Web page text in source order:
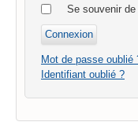
Se souvenir de
Mot de passe oublié
Identifiant oublié ?